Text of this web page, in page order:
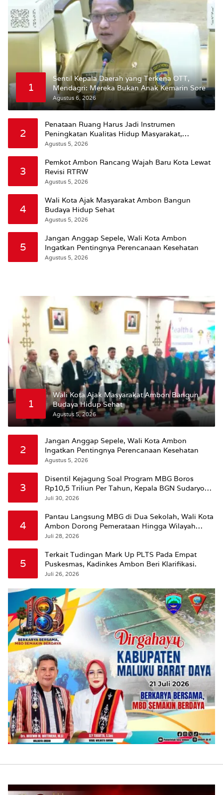
1
Sentil Kepala Daerah yang Terkena OTT,
Mendagri: Mereka Bukan Anak Kemarin Sore
Agustus 6, 2026
2
Penataan Ruang Harus Jadi Instrumen
Peningkatan Kualitas Hidup Masyarakat,
Wattimena: Revisi RT-RW Ditetapkan Pemkot
Agustus 5, 2026
3
Pemkot Ambon Rancang Wajah Baru Kota Lewat
Revisi RTRW
Agustus 5, 2026
4
Wali Kota Ajak Masyarakat Ambon Bangun
Budaya Hidup Sehat
Agustus 5, 2026
5
Jangan Anggap Sepele, Wali Kota Ambon
Ingatkan Pentingnya Perencanaan Kesehatan
Agustus 5, 2026
1
Wali Kota Ajak Masyarakat Ambon Bangun
Budaya Hidup Sehat
Agustus 5, 2026
2
Jangan Anggap Sepele, Wali Kota Ambon
Ingatkan Pentingnya Perencanaan Kesehatan
Agustus 5, 2026
3
Disentil Kejagung Soal Program MBG Boros
Rp10,5 Triliun Per Tahun, Kepala BGN Sudaryono
Beri Penjelasan
Juli 30, 2026
4
Pantau Langsung MBG di Dua Sekolah, Wali Kota
Ambon Dorong Pemerataan Hingga Wilayah
Leitimur Selatan
Juli 28, 2026
5
Terkait Tudingan Mark Up PLTS Pada Empat
Puskesmas, Kadinkes Ambon Beri Klarifikasi.
Juli 26, 2026